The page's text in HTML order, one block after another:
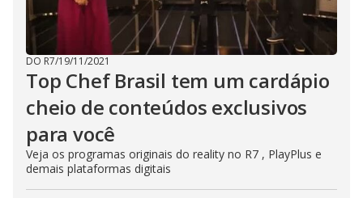
DO R7/19/11/2021
Top Chef Brasil tem um cardápio
cheio de conteúdos exclusivos
para você
Veja os programas originais do reality no R7 , PlayPlus e
demais plataformas digitais